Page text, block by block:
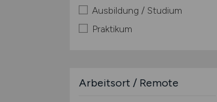
Ausbildung / Studium
Praktikum
Arbeitsort / Remote